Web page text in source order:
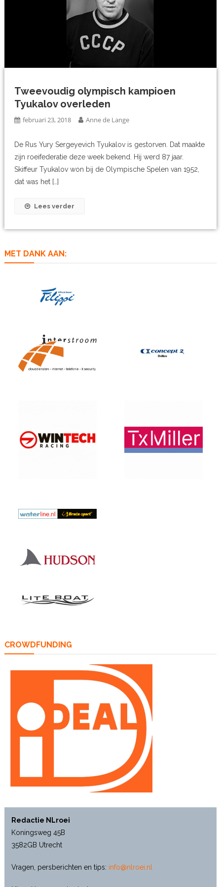
Tweevoudig olympisch kampioen
Tyukalov overleden
februari 23, 2018 Anne de Lange
De Rus Yury Sergeyevich Tyukalov is gestorven. Dat maakte
zijn roeifederatie deze week bekend. Hij werd 87 jaar.
Skiffeur Tyukalov won bij de Olympische Spelen van 1952,
dat was het […]
Lees verder
MET DANK AAN:
CROWDFUNDING
Redactie NLroei
Koningsweg 45B
3582GB Utrecht
Vragen, persberichten en tips: info@nlroei.nl